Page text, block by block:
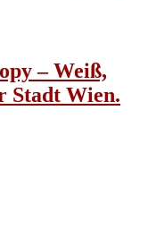
– Weiß,
Stadt Wien.